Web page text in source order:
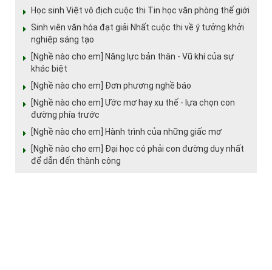
Học sinh Việt vô địch cuộc thi Tin học văn phòng thế giới
Sinh viên văn hóa đạt giải Nhất cuộc thi về ý tưởng khởi
nghiệp sáng tạo
[Nghề nào cho em] Năng lực bản thân - Vũ khí của sự
khác biệt
[Nghề nào cho em] Đơn phương nghề báo
[Nghề nào cho em] Ước mơ hay xu thế - lựa chọn con
đường phía trước
[Nghề nào cho em] Hành trình của những giấc mơ
[Nghề nào cho em] Đại học có phải con đường duy nhất
để dẫn đến thành công